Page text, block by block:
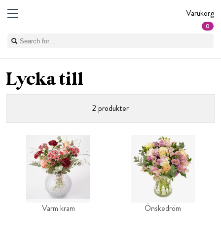
Varukorg
0
Lycka till
2 produkter
Varm kram Önskedröm